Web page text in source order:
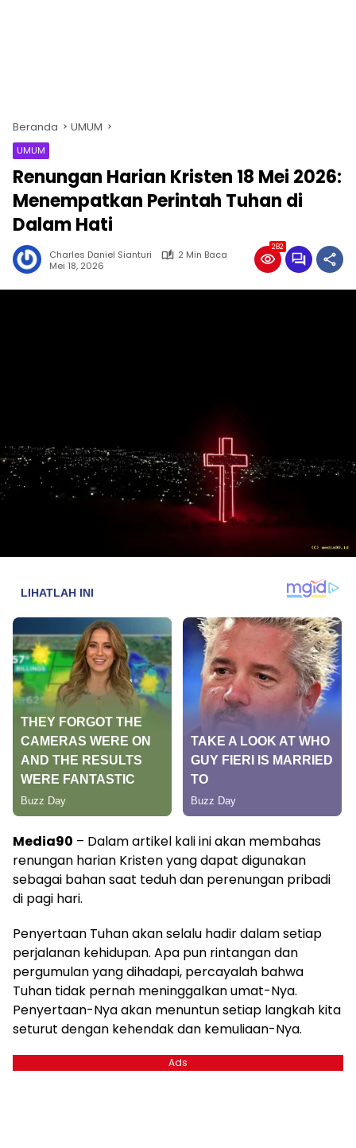
Beranda UMUM
UMUM
Renungan Harian Kristen 18 Mei 2026:
Menempatkan Perintah Tuhan di
Dalam Hati
Charles Daniel Sianturi
2 Min Baca
Mei 18, 2026
282
Media90 – Dalam artikel kali ini akan membahas
renungan harian Kristen yang dapat digunakan
sebagai bahan saat teduh dan perenungan pribadi
di pagi hari.
Penyertaan Tuhan akan selalu hadir dalam setiap
perjalanan kehidupan. Apa pun rintangan dan
pergumulan yang dihadapi, percayalah bahwa
Tuhan tidak pernah meninggalkan umat-Nya.
Penyertaan-Nya akan menuntun setiap langkah kita
seturut dengan kehendak dan kemuliaan-Nya.
Ads